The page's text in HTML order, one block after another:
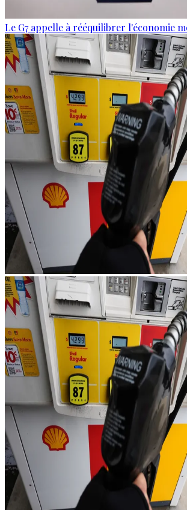
Le G7 appelle à rééquilibrer l'économie